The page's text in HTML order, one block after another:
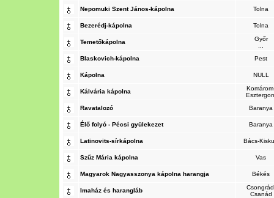
Nepomuki Szent János-kápolna Tolna
Bezerédj-kápolna Tolna
Temetőkápolna
Győr
Blaskovich-kápolna
Pest
Kápolna NULL
Kálvária kápolna
Ravatalozó
Baranya
Élő folyó - Pécsi gyülekezet Baranya
Latinovits-sírkápolna Bács-
Szűz Mária kápolna Vas
Magyarok Nagyasszonya kápolna harangja Békés
Imaház és harangláb
Csanád